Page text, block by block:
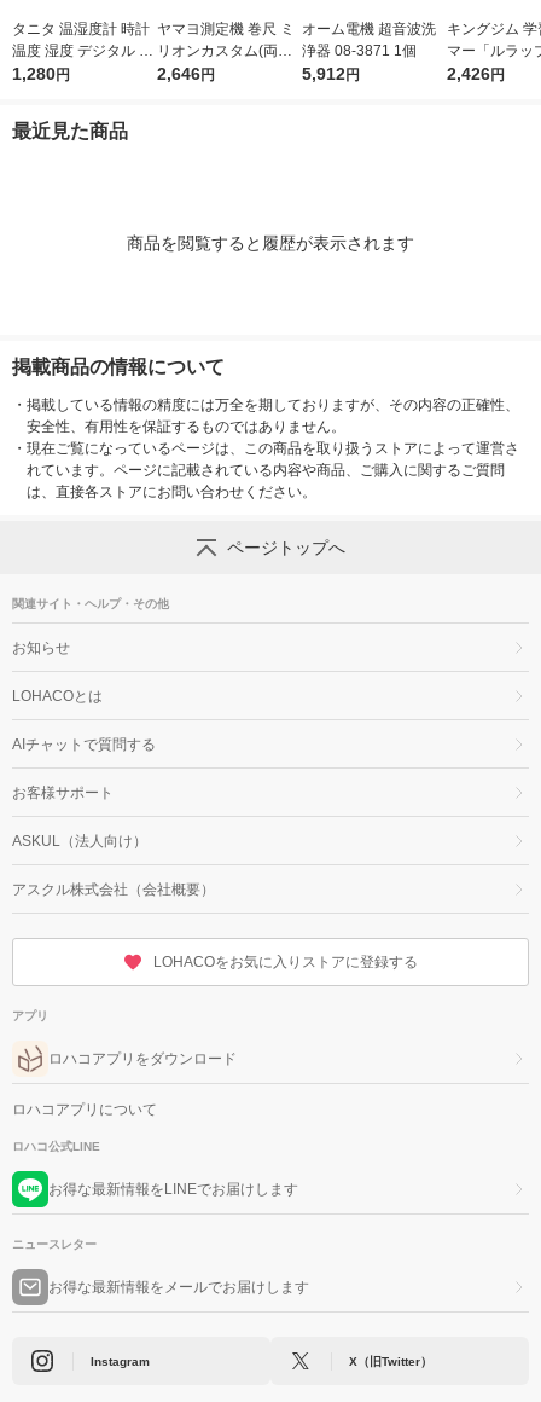
タニタ 温湿度計 時計
温度 湿度 デジタル 卓
上 マグネット ホワイ
1,280円
ヤマヨ測定機 巻尺 ミ
リオンカスタム(両面
目盛) 20m MCT20 1個
2,646円
オーム電機 超音波洗
浄器 08-3871 1個
5,912円
キングジム
マー「ルラッ
色 ラップタイ
2,426円
最近見た商品
商品を閲覧すると履歴が表示されます
掲載商品の情報について
・ 掲載している情報の精度には万全を期しておりますが、その内容の正確性、
安全性、有用性を保証するものではありません。
・ 現在ご覧になっているページは、この商品を取り扱うストアによって運営さ
れています。ページに記載されている内容や商品、ご購入に関するご質問
は、直接各ストアにお問い合わせください。
ページトップへ
関連サイト・ヘルプ・その他
お知らせ
LOHACOとは
AIチャットで質問する
お客様サポート
ASKUL（法人向け）
アスクル株式会社（会社概要）
LOHACOをお気に入りストアに登録する
アプリ
ロハコアプリをダウンロード
ロハコアプリについて
ロハコ公式LINE
お得な最新情報をLINEでお届けします
ニュースレター
お得な最新情報をメールでお届けします
Instagram X（旧Twitter）